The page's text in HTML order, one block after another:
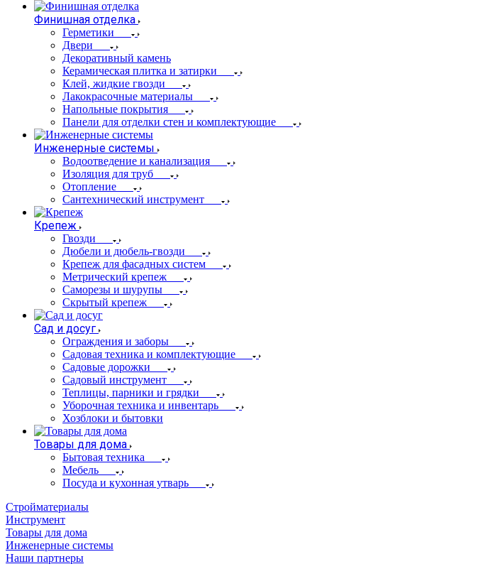
Финишная отделка
Герметики
Двери
Декоративный камень
Керамическая плитка и затирки
Клей, жидкие гвозди
Лакокрасочные материалы
Напольные покрытия
Панели для отделки стен и комплектующие
Инженерные системы
Водоотведение и канализация
Изоляция для труб
Отопление
Сантехнический инструмент
Крепеж
Гвозди
Дюбели и дюбель-гвозди
Крепеж для фасадных систем
Метрический крепеж
Саморезы и шурупы
Скрытый крепеж
Сад и досуг
Ограждения и заборы
Садовая техника и комплектующие
Садовые дорожки
Садовый инструмент
Теплицы, парники и грядки
Уборочная техника и инвентарь
Хозблоки и бытовки
Товары для дома
Бытовая техника
Мебель
Посуда и кухонная утварь
Стройматериалы
Инструмент
Товары для дома
Инженерные системы
Наши партнеры